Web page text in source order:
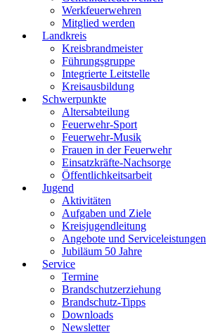
Werkfeuerwehren
Mitglied werden
Landkreis
Kreisbrandmeister
Führungsgruppe
Integrierte Leitstelle
Kreisausbildung
Schwerpunkte
Altersabteilung
Feuerwehr-Sport
Feuerwehr-Musik
Frauen in der Feuerwehr
Einsatzkräfte-Nachsorge
Öffentlichkeitsarbeit
Jugend
Aktivitäten
Aufgaben und Ziele
Kreisjugendleitung
Angebote und Serviceleistungen
Jubiläum 50 Jahre
Service
Termine
Brandschutzerziehung
Brandschutz-Tipps
Downloads
Newsletter